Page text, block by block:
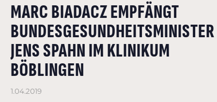
LANDKREIS BÖBLINGEN
DEUTSCHER BUNDESTAG
AKTUELLES
KONTAKT
MARC BIADACZ EMPFÄNGT
BUNDESGESUNDHEITSMINISTER
JENS SPAHN IM KLINIKUM
BÖBLINGEN
1.04.2019